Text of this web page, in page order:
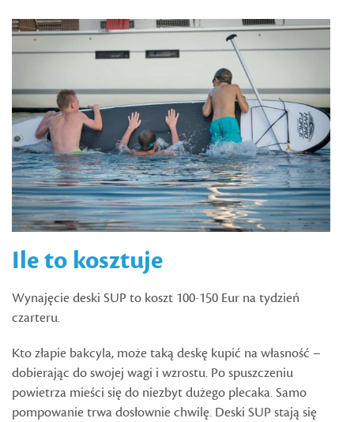
Ile to kosztuje
Wynajęcie deski SUP to koszt 100-150 Eur na tydzień
czarteru.
Kto złapie bakcyla, może taką deskę kupić na własność –
dobierając do swojej wagi i wzrostu. Po spuszczeniu
powietrza mieści się do niezbyt dużego plecaka. Samo
pompowanie trwa dosłownie chwilę. Deski SUP stają się